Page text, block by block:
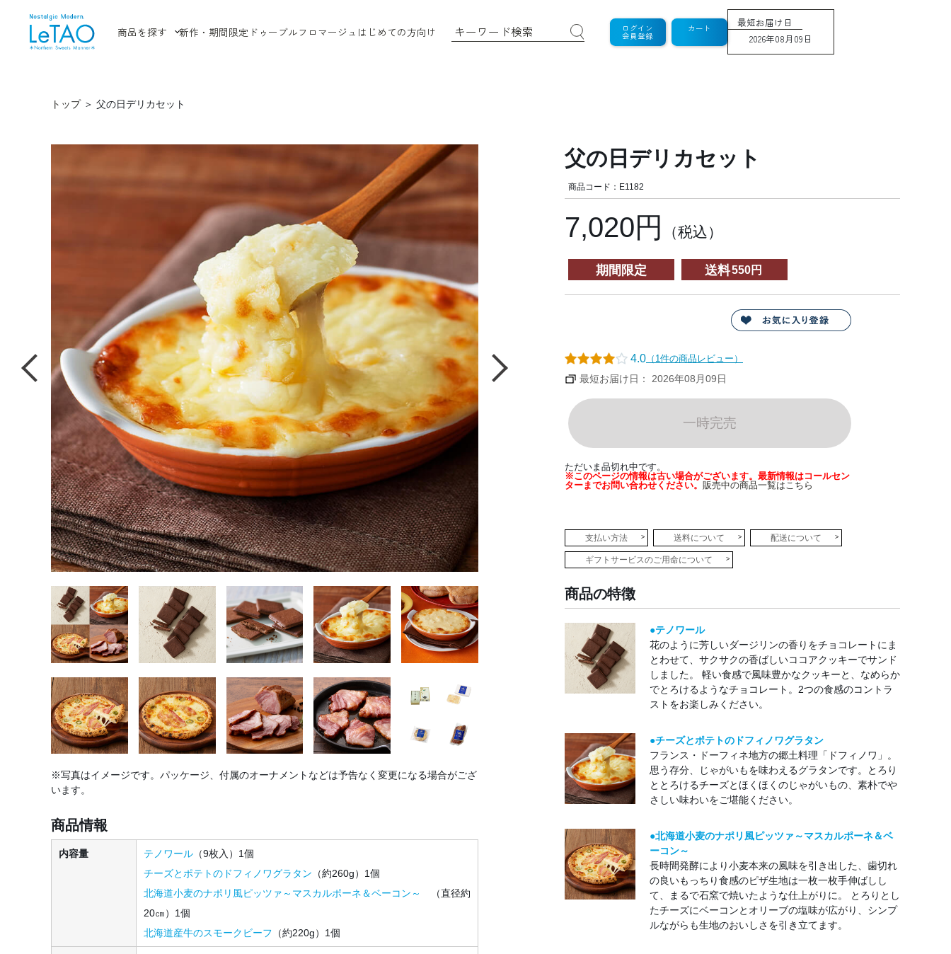
商品を探す 新作・期間限定 ドゥーブルフロマージュ はじめての方向け ログイン
会員登録
カート
最短お届け日
2026年08月09日
トップ ＞ 父の日デリカセット
父の日デリカセット
商品コード：E1182
7,020円 （税込）
期間限定 送料550円
4.0 （1件の商品レビュー）
最短お届け日： 2026年08月09日
一時完売
ただいま品切れ中です。
※このページの情報は古い場合がございます。最新情報はコールセン
ターまでお問い合わせください。 販売中の商品一覧はこちら
支払い方法 送料について 配送について
ギフトサービスのご用命について
商品の特徴
●テノワール
花のように芳しいダージリンの香りをチョコレートにま
とわせて、サクサクの香ばしいココアクッキーでサンド
しました。 軽い食感で風味豊かなクッキーと、なめらか
でとろけるようなチョコレート。2つの食感のコントラ
ストをお楽しみください。
●チーズとポテトのドフィノワグラタン
フランス・ドーフィネ地方の郷土料理「ドフィノワ」。
思う存分、じゃがいもを味わえるグラタンです。とろり
ととろけるチーズとほくほくのじゃがいもの、素朴でや
さしい味わいをご堪能ください。
●北海道小麦のナポリ風ピッツァ～マスカルポーネ＆ベ
ーコン～
長時間発酵により小麦本来の風味を引き出した、歯切れ
の良いもっちり食感のピザ生地は一枚一枚手伸ばしし
て、まるで石窯で焼いたような仕上がりに。 とろりとし
たチーズにベーコンとオリーブの塩味が広がり、シンプ
ルながらも生地のおいしさを引き立てます。
※写真はイメージです。パッケージ、付属のオーナメントなどは予告なく変更になる場合がござ
います。
商品情報
内容量 テノワール （9枚入）1個
チーズとポテトのドフィノワグラタン （約260g）1個
北海道小麦のナポリ風ピッツァ～マスカルポーネ＆ベーコン～
（直径約
20㎝）1個
北海道産牛のスモークビーフ （約220g）1個